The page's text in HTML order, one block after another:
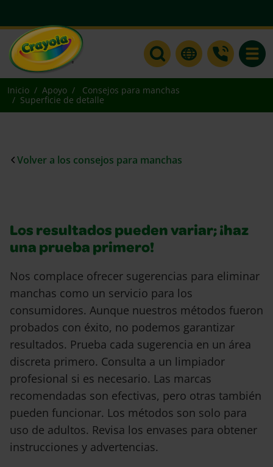
Inicio Apoyo
Consejos para manchas
Superficie de detalle
Volver a los consejos para manchas
Los resultados pueden variar; ¡haz
una prueba primero!
Nos complace ofrecer sugerencias para eliminar
manchas como un servicio para los
consumidores. Aunque nuestros métodos fueron
probados con éxito, no podemos garantizar
resultados. Prueba cada sugerencia en un área
discreta primero. Consulta a un limpiador
profesional si es necesario. Las marcas
recomendadas son efectivas, pero otras también
pueden funcionar. Los métodos son solo para
uso de adultos. Revisa los envases para obtener
instrucciones y advertencias.